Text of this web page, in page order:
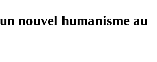
nouvel humanisme au